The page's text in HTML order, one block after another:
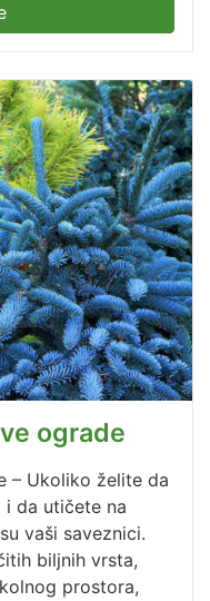
ograde
– Ukoliko želite da
da utičete na
vaši saveznici.
biljnih vrsta,
prostora,